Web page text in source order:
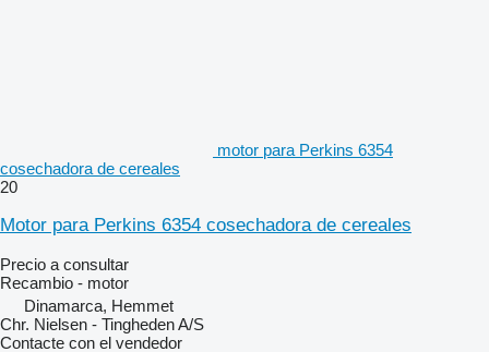
motor para Perkins 6354
cosechadora de cereales
20
Motor para Perkins 6354 cosechadora de cereales
Precio a consultar
Recambio - motor
Dinamarca, Hemmet
Chr. Nielsen - Tingheden A/S
Contacte con el vendedor